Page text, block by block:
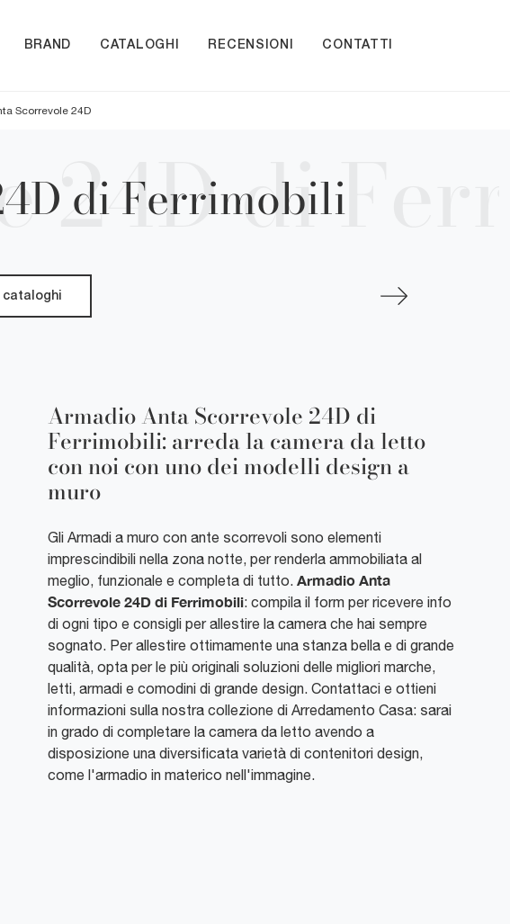
BRAND CATALOGHI RECENSIONI CONTATTI
Scorrevole 24D
di Ferrimobili
cataloghi
Armadio Anta Scorrevole 24D di
Ferrimobili: arreda la camera da letto
con noi con uno dei modelli design a
muro
Gli Armadi a muro con ante scorrevoli sono elementi
imprescindibili nella zona notte, per renderla ammobiliata al
meglio, funzionale e completa di tutto. Armadio Anta
Scorrevole 24D di Ferrimobili: compila il form per ricevere info
di ogni tipo e consigli per allestire la camera che hai sempre
sognato. Per allestire ottimamente una stanza bella e di grande
qualità, opta per le più originali soluzioni delle migliori marche,
letti, armadi e comodini di grande design. Contattaci e ottieni
informazioni sulla nostra collezione di Arredamento Casa: sarai
in grado di completare la camera da letto avendo a
disposizione una diversificata varietà di contenitori design,
come l'armadio in materico nell'immagine.